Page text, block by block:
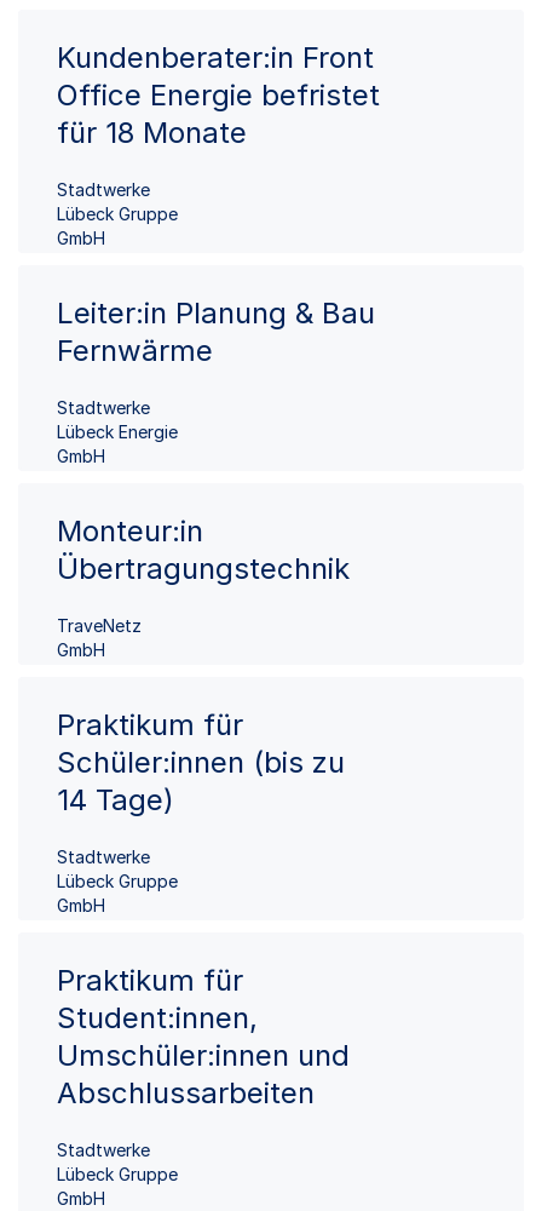
Kundenberater:in Front
Office Energie befristet
für 18 Monate
Stadtwerke
Lübeck Gruppe
GmbH
Leiter:in Planung & Bau
Fernwärme
Stadtwerke
Lübeck Energie
GmbH
Monteur:in
Übertragungstechnik
TraveNetz
GmbH
Praktikum für
Schüler:innen (bis zu
14 Tage)
Stadtwerke
Lübeck Gruppe
GmbH
Praktikum für
Student:innen,
Umschüler:innen und
Abschlussarbeiten
Stadtwerke
Lübeck Gruppe
GmbH